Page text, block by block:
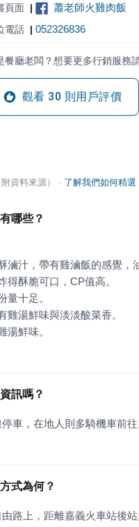
頁面 | 蕭老師火雞肉飯
電話 | 052326836
餐廳老闆？想要更多行銷服務
觀看 30 則用戶評價
資料來源） · 了解我們如何精選
哪些？
湯鮮味。
訊嗎？
車，在地人則多騎機車前往
式為何？
路上，距離嘉義火車站後